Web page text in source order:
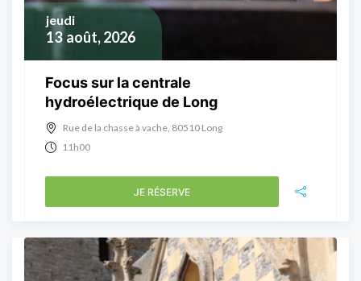
13 août, 2026
jeudi
Focus sur la centrale
hydroélectrique de Long
Rue de la chasse à vache, 80510 Long
11h00
JE RÉSERVE